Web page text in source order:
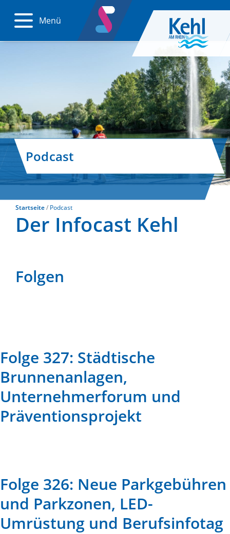
Menü
Podcast
Startseite Podcast
Der Infocast Kehl
Folgen
Folge 327: Städtische
Brunnenanlagen,
Unternehmerforum und
Präventionsprojekt
Folge 326: Neue Parkgebühren
und Parkzonen, LED-
Umrüstung und Berufsinfotag